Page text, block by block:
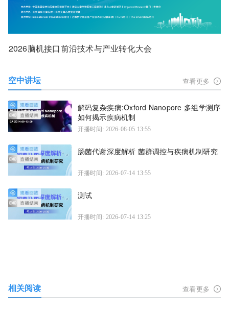
2026脑机接口前沿技术与产业转化大会
空中讲坛 查看更多
解码复杂疾病:Oxford Nanopore 多组学测序
如何揭示疾病机制
开播时间: 2026-08-05 13:55
肠菌代谢深度解析 菌群调控与疾病机制研究
开播时间: 2026-07-14 13:55
测试
开播时间: 2026-07-14 13:25
相关阅读 查看更多